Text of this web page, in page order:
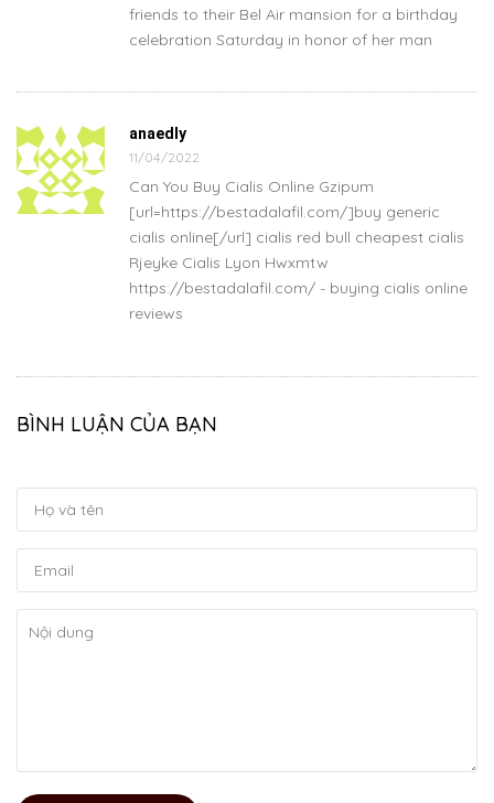
friends to their Bel Air mansion for a birthday
celebration Saturday in honor of her man
anaedly
11/04/2022
Can You Buy Cialis Online Gzipum
[url=https://bestadalafil.com/]buy generic
cialis online[/url] cialis red bull cheapest cialis
Rjeyke Cialis Lyon Hwxmtw
https://bestadalafil.com/ - buying cialis online
reviews
BÌNH LUẬN CỦA BẠN